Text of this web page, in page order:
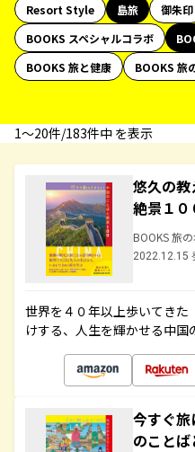
Resort Style
島旅 御朱印
BOOKS スペシャルコラボ
BOOKS 旅と健康
BOOKS 旅
1〜20件/183件中 を表示
悠久の教
絶景１０
BOOKS 旅
2022.12.15
世界を４０年以上歩いてき
けする、人生を輝かせる中
今すぐ
のことば